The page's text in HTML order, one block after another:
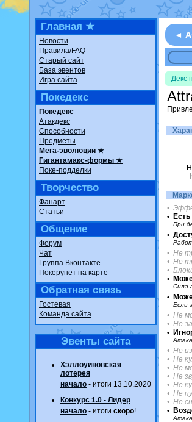
Главная ★
Новости
Правила/FAQ
Старый сайт
База эвентов
Игра сайта
Покедекс
Покедекс
Атакдекс
Способности
Предметы
Мега-эволюции ★
Гигантамакс-формы ★
Поке-подделки
Творчество
Фанарт
Статьи
Общение
Форум
Чат
Группа Вконтакте
Покерунет на карте
Обратная связь
Гостевая
Команда сайта
Эвенты сайта
Хэллоуиновская
лотерея
начало - итоги 13.10.2020
Конкурс 1.0 - Лидер
начало - итоги скоро!
◄
Декс
•
•
При
•
• Не
• Не
•
•
Сила
•
Если
• Не
• Не
•
• Не
• Не
• Не
• Не
• Не
• Не
• Не
•